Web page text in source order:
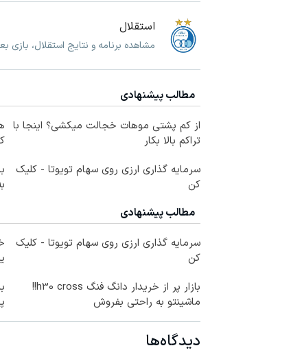
استقلال
مشاهده برنامه و نتایج استقلال،
مطالب پیشنهادی
از کم پشتی موهات خجالت میکشی؟ اینجا با
تراکم بالا بکار
سرمایه گذاری ارزی روی سهام تویوتا - کلیک
کن
مطالب پیشنهادی
سرمایه گذاری ارزی روی سهام تویوتا - کلیک
کن
بازار پر از خریدار دانگ فنگ h30 cross!!
ماشینتو به راحتی بفروش
دیدگاه‌ها